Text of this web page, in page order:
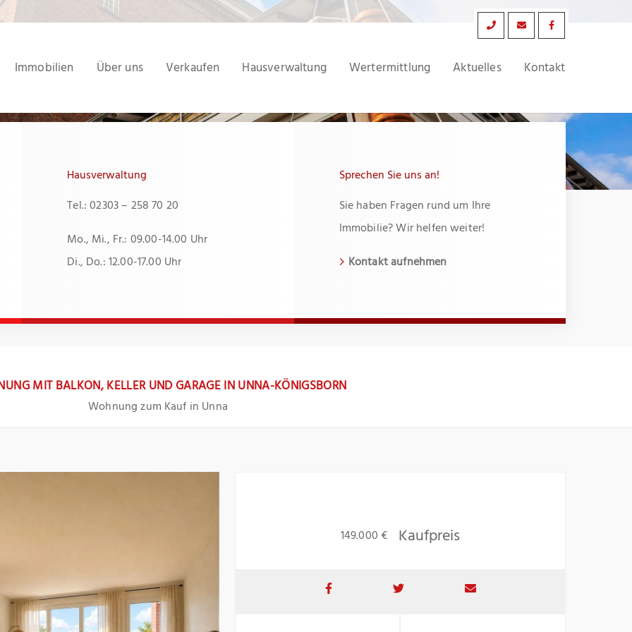
Immobilien Über uns Verkaufen Hausverwaltung Wertermittlung Aktuelles Kontakt
Hausverwaltung
Tel.: 02303 – 258 70 20
Mo., Mi., Fr.: 09.00-14.00 Uhr
Di., Do.: 12.00-17.00 Uhr
Sprechen Sie uns an!
Sie haben Fragen rund um Ihre
Immobilie? Wir helfen weiter!
Kontakt aufnehmen
MIT BALKON, KELLER UND GARAGE IN UNNA-KÖNIGSBORN
Wohnung zum Kauf in Unna
149.000 € Kaufpreis